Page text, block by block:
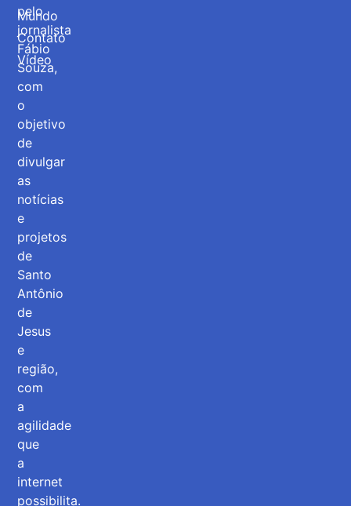
pelo
jornalista
Fábio
Souza,
com
o
objetivo
de
divulgar
as
notícias
e
projetos
de
Santo
Antônio
de
Jesus
e
região,
com
a
agilidade
que
a
internet
possibilita.
Mundo
Contato
Vídeo